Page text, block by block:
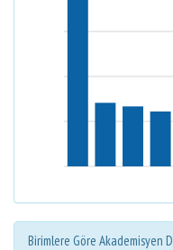
Birimlere Göre Akademisyen